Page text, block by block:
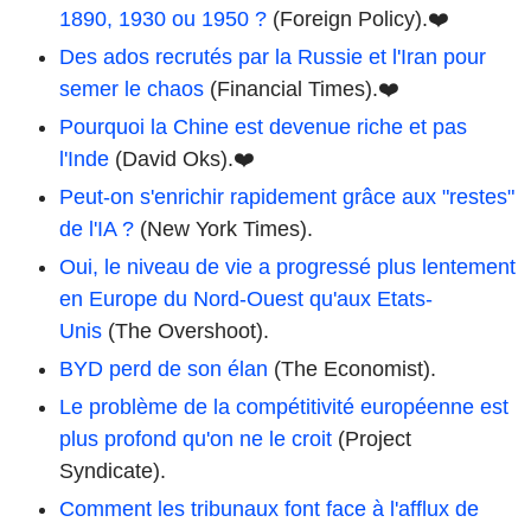
1890, 1930 ou 1950 ? (Foreign Policy).❤️
Des ados recrutés par la Russie et l'Iran pour
semer le chaos (Financial Times).❤️
Pourquoi la Chine est devenue riche et pas
l'Inde (David Oks).❤️
Peut-on s'enrichir rapidement grâce aux "restes"
de l'IA ? (New York Times).
Oui, le niveau de vie a progressé plus lentement
en Europe du Nord-Ouest qu'aux Etats-
Unis (The Overshoot).
BYD perd de son élan (The Economist).
Le problème de la compétitivité européenne est
plus profond qu'on ne le croit (Project
Syndicate).
Comment les tribunaux font face à l'afflux de